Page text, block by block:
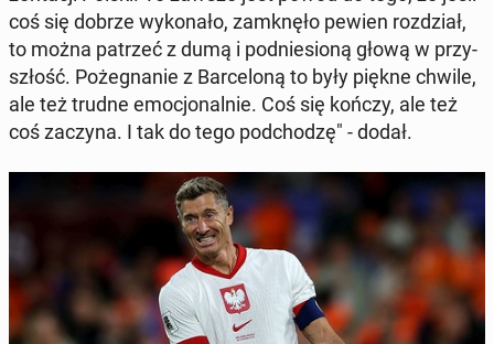
coś się dobrze wy­ko­na­ło, za­mknę­ło pewien roz­dział,
to można patrzeć z dumą i pod­nie­sio­ną głową w przy­
szłość. Po­że­gna­nie z Bar­ce­lo­ną to były piękne chwile,
ale też trudne emo­cjo­nal­nie. Coś się kończy, ale też
coś zaczyna. I tak do tego pod­cho­dzę" - dodał.